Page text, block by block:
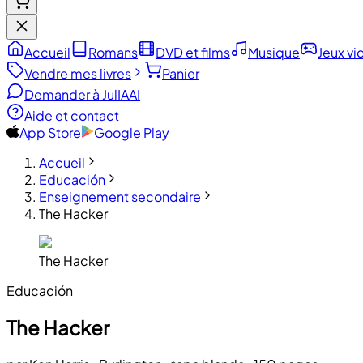
Accueil Romans DVD et films Musique
Jeux
Vendre mes livres
Panier
Demander à JulIAAI
Aide et contact
App Store
Google Play
Accueil
Educación
Enseignement secondaire
The Hacker
The Hacker
Educación
The Hacker